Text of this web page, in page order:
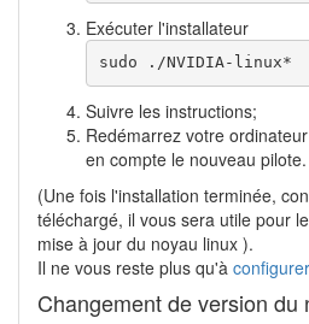
Exécuter l'installateur
sudo ./NVIDIA-linux*
Suivre les instructions;
Redémarrez votre
en compte le nouveau pilote.
(Une fois l'installation terminée,
téléchargé, il vous sera utile pour
mise à jour du noyau linux ).
Il ne vous reste plus qu'à
Changement de version du